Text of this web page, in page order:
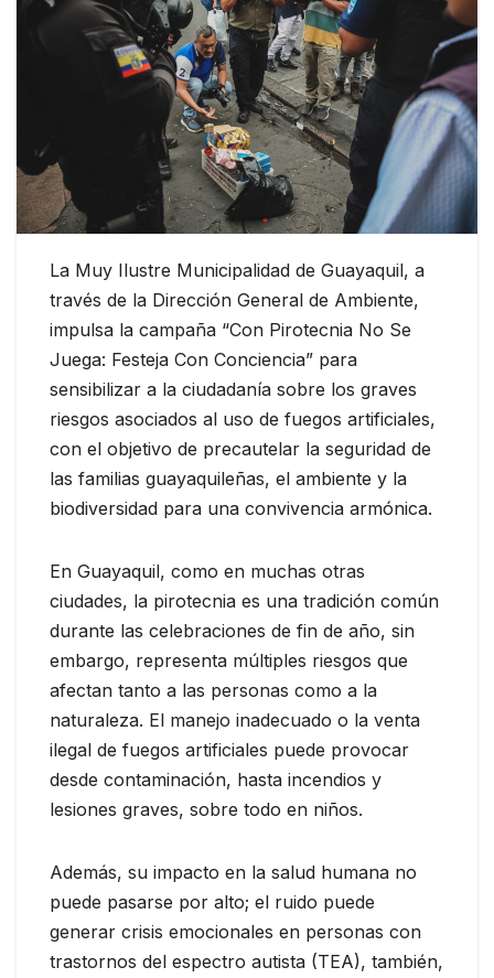
La Muy Ilustre Municipalidad de Guayaquil, a
través de la Dirección General de Ambiente,
impulsa la campaña “Con Pirotecnia No Se
Juega: Festeja Con Conciencia” para
sensibilizar a la ciudadanía sobre los graves
riesgos asociados al uso de fuegos artificiales,
con el objetivo de precautelar la seguridad de
las familias guayaquileñas, el ambiente y la
biodiversidad para una convivencia armónica.
En Guayaquil, como en muchas otras
ciudades, la pirotecnia es una tradición común
durante las celebraciones de fin de año, sin
embargo, representa múltiples riesgos que
afectan tanto a las personas como a la
naturaleza. El manejo inadecuado o la venta
ilegal de fuegos artificiales puede provocar
desde contaminación, hasta incendios y
lesiones graves, sobre todo en niños.
Además, su impacto en la salud humana no
puede pasarse por alto; el ruido puede
generar crisis emocionales en personas con
trastornos del espectro autista (TEA), también,